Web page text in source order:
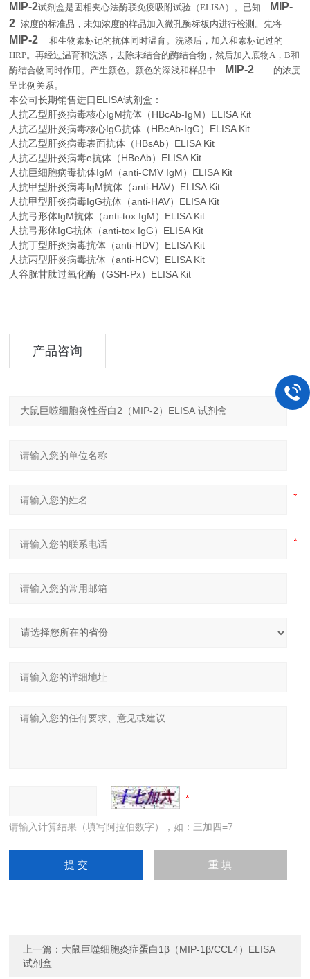
MIP-2试剂盒是固相夹心法酶联免疫吸附试验（ELISA）。已知
MIP-
2 浓度的标准品，未知浓度的样品加入微孔酶标板内进行检测。先将
MIP-2
和生物素标记的抗体同时温育。洗涤后，加入和素标记过的
HRP。再经过温育和洗涤，去除未结合的酶结合物，然后加入底物A ，B和
酶结合物同时作用。产生颜色。颜色的深浅和样品中
MIP-2
的浓度
呈比例关系。
本公司长期销售进口ELISA试剂盒：
人抗乙型肝炎病毒核心IgM抗体（HBcAb-IgM）ELISA Kit
人抗乙型肝炎病毒核心IgG抗体（HBcAb-IgG）ELISA Kit
人抗乙型肝炎病毒表面抗体（HBsAb）ELISA Kit
人抗乙型肝炎病毒e抗体（HBeAb）ELISA Kit
人抗巨细胞病毒抗体IgM（anti-CMV IgM）ELISA Kit
人抗甲型肝炎病毒IgM抗体（anti-HAV）ELISA Kit
人抗甲型肝炎病毒IgG抗体（anti-HAV）ELISA Kit
人抗弓形体IgM抗体（anti-tox IgM）ELISA Kit
人抗弓形体IgG抗体（anti-tox IgG）ELISA Kit
人抗丁型肝炎病毒抗体（anti-HDV）ELISA Kit
人抗丙型肝炎病毒抗体（anti-HCV）ELISA Kit
人谷胱甘肽过氧化酶（GSH-Px）ELISA Kit
产品咨询
请输入计算结果（填写阿拉伯数字），如：三加四=7
上一篇： 大鼠巨噬细胞炎症蛋白1β（MIP-1β/CCL4）ELISA
试剂盒